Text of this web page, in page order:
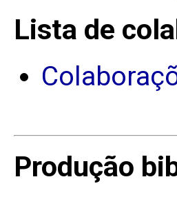
Lista de
Produção